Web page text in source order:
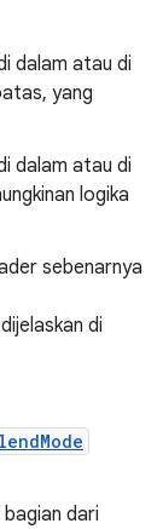
dalam atau di
yang
dalam atau di
logika
sebenarnya
di
dari